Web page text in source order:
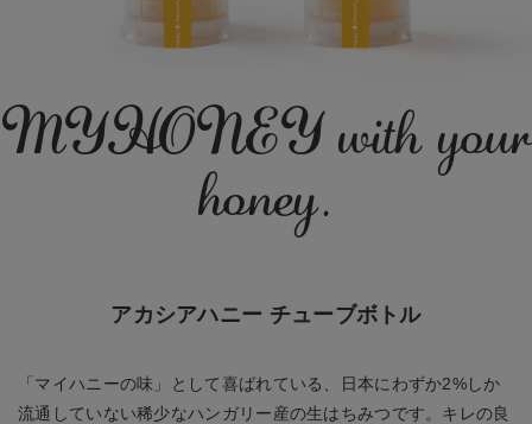
MYHONEY with your
honey.
アカシアハニー チューブボトル
「マイハニーの味」として喜ばれている、日本にわずか2%しか
流通していない稀少なハンガリー産の生はちみつです。キレの良